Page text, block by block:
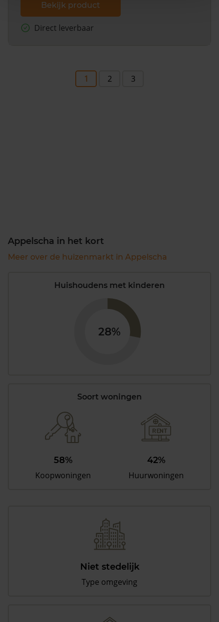
Bekijk product
Direct leverbaar
1 2 3
Appelscha in het kort
Meer over de huizenmarkt in Appelscha
Huishoudens met kinderen
28%
Soort woningen
58%
Koopwoningen
42%
Huurwoningen
Niet stedelijk
Type omgeving